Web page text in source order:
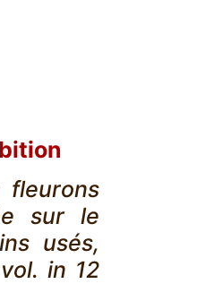
fleurons
sur le
usés,
in 12